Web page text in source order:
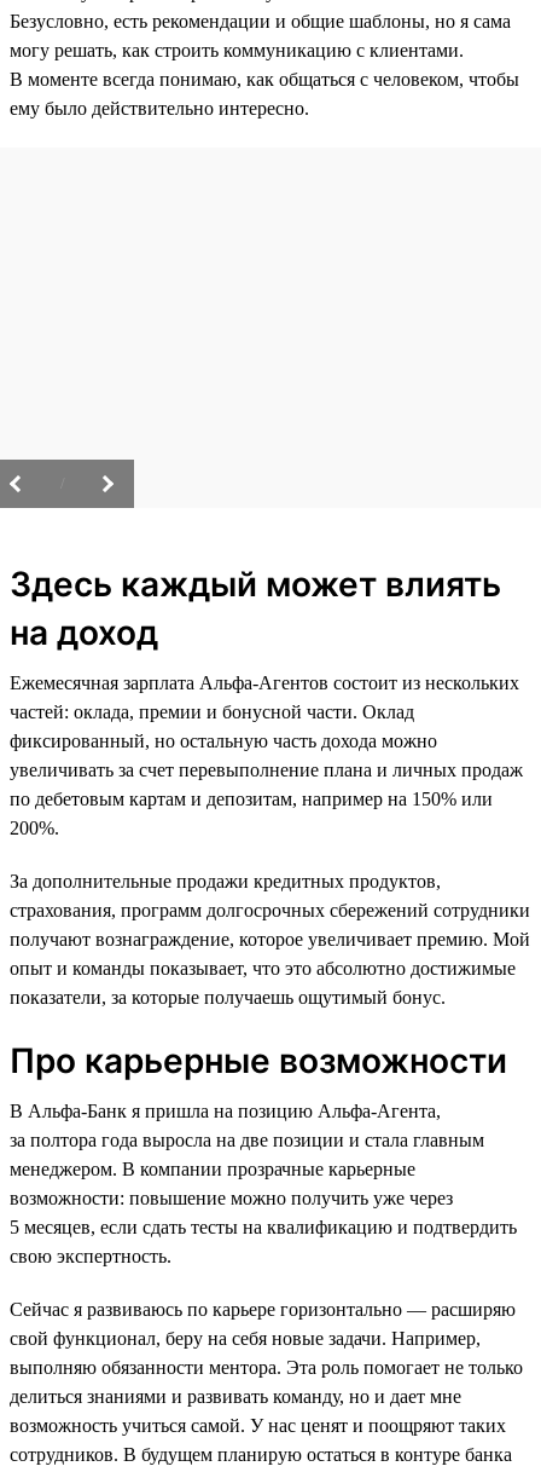
Безусловно, есть рекомендации и общие шаблоны, но я сама
могу решать, как строить коммуникацию с клиентами.
В моменте всегда понимаю, как общаться с человеком, чтобы
ему было действительно интересно.
Здесь каждый может влиять
на доход
Ежемесячная зарплата Альфа-Агентов состоит из нескольких
частей: оклада, премии и бонусной части. Оклад
фиксированный, но остальную часть дохода можно
увеличивать за счет перевыполнение плана и личных продаж
по дебетовым картам и депозитам, например на 150% или
200%.
За дополнительные продажи кредитных продуктов,
страхования, программ долгосрочных сбережений сотрудники
получают вознаграждение, которое увеличивает премию. Мой
опыт и команды показывает, что это абсолютно достижимые
показатели, за которые получаешь ощутимый бонус.
Про карьерные возможности
В Альфа-Банк я пришла на позицию Альфа-Агента,
за полтора года выросла на две позиции и стала главным
менеджером. В компании прозрачные карьерные
возможности: повышение можно получить уже через
5 месяцев, если сдать тесты на квалификацию и подтвердить
свою экспертность.
Сейчас я развиваюсь по карьере горизонтально — расширяю
свой функционал, беру на себя новые задачи. Например,
выполняю обязанности ментора. Эта роль помогает не только
делиться знаниями и развивать команду, но и дает мне
возможность учиться самой. У нас ценят и поощряют таких
сотрудников. В будущем планирую остаться в контуре банка